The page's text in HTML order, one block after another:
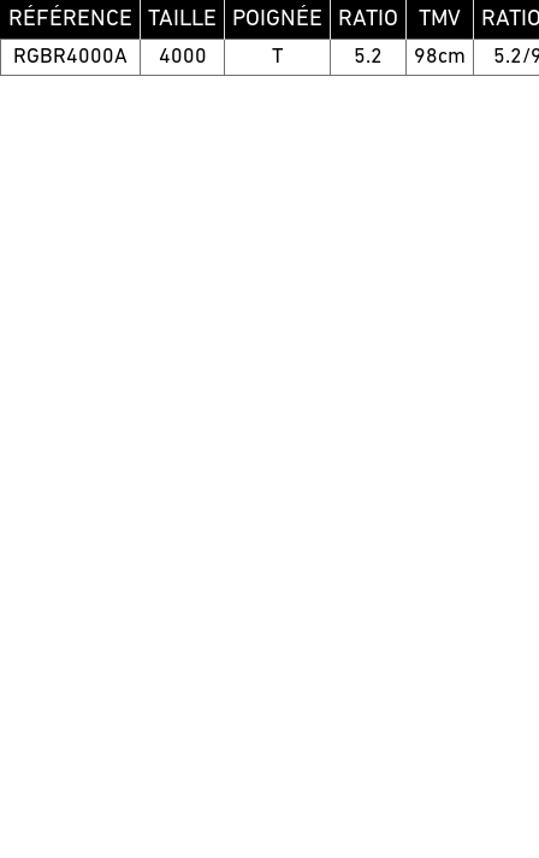
RÉFÉRENCE TAILLE POIGNÉE RATIO TMV
RGBR4000A 4000 T 5.2 98cm 5.2/